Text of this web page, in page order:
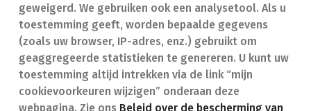
geweigerd. We gebruiken ook een analysetool. Als u
toestemming geeft, worden bepaalde gegevens
(zoals uw browser, IP-adres, enz.) gebruikt om
geaggregeerde statistieken te genereren. U kunt uw
toestemming altijd intrekken via de link “mijn
cookievoorkeuren wijzigen” onderaan deze
webpagina. Zie ons Beleid over de bescherming van
Ziekten
Geneesmiddelen
Veelgestelde vragen
(FAQ)